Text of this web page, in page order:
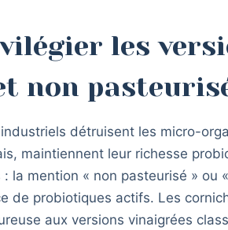
les
non
détruisent les micro-
maintiennent leur richesse
la mention « non pasteurisé » ou
de probiotiques actifs. Les
aux versions vinaigrées